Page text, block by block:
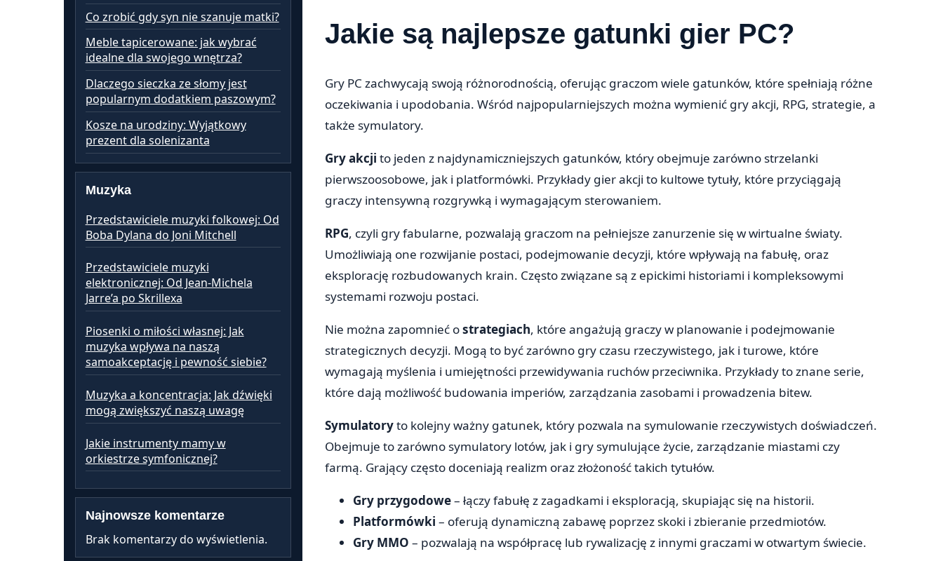
Co zrobić gdy syn nie szanuje matki?
Meble tapicerowane: jak wybrać
idealne dla swojego wnętrza?
Dlaczego sieczka ze słomy jest
popularnym dodatkiem paszowym?
Kosze na urodziny: Wyjątkowy
prezent dla solenizanta
Muzyka
Przedstawiciele muzyki folkowej: Od
Boba Dylana do Joni Mitchell
Przedstawiciele muzyki
elektronicznej: Od Jean-Michela
Jarre’a po Skrillexa
Piosenki o miłości własnej: Jak
muzyka wpływa na naszą
samoakceptację i pewność siebie?
Muzyka a koncentracja: Jak dźwięki
mogą zwiększyć naszą uwagę
Jakie instrumenty mamy w
orkiestrze symfonicznej?
Najnowsze komentarze
Brak komentarzy do wyświetlenia.
Jakie są najlepsze gatunki gier PC?
Gry PC zachwycają swoją różnorodnością, oferując graczom wiele gatunków, które spełniają różne
oczekiwania i upodobania. Wśród najpopularniejszych można wymienić gry akcji, RPG, strategie, a
także symulatory.
Gry akcji to jeden z najdynamiczniejszych gatunków, który obejmuje zarówno strzelanki
pierwszoosobowe, jak i platformówki. Przykłady gier akcji to kultowe tytuły, które przyciągają
graczy intensywną rozgrywką i wymagającym sterowaniem.
RPG, czyli gry fabularne, pozwalają graczom na pełniejsze zanurzenie się w wirtualne światy.
Umożliwiają one rozwijanie postaci, podejmowanie decyzji, które wpływają na fabułę, oraz
eksplorację rozbudowanych krain. Często związane są z epickimi historiami i kompleksowymi
systemami rozwoju postaci.
Nie można zapomnieć ostrategiach, które angażują graczy w planowanie i podejmowanie
strategicznych decyzji. Mogą to być zarówno gry czasu rzeczywistego, jak i turowe, które
wymagają myślenia i umiejętności przewidywania ruchów przeciwnika. Przykłady to znane serie,
które dają możliwość budowania imperiów, zarządzania zasobami i prowadzenia bitew.
Symulatoryto kolejny ważny gatunek, który pozwala na symulowanie rzeczywistych doświadczeń.
Obejmuje to zarówno symulatory lotów, jak i gry symulujące życie, zarządzanie miastami czy
farmą. Grający często doceniają realizm oraz złożoność takich tytułów.
Gry przygodowe– łączy fabułę z zagadkami i eksploracją, skupiając się na historii.
Platformówki – oferują dynamiczną zabawę poprzez skoki i zbieranie przedmiotów.
Gry MMO – pozwalają na współpracę lub rywalizację z innymi graczami w otwartym świecie.